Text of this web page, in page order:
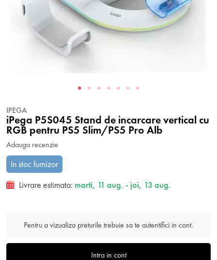
IPEGA
iPega P5S045 Stand de incarcare vertical cu
RGB pentru PS5 Slim/PS5 Pro Alb
Adauga recenzie
In stoc furnizor
Livrare estimata: marti, 11 aug. - joi, 13 aug.
Pentru a vizualiza preturile trebuie sa te autentifici in cont.
Intra in cont